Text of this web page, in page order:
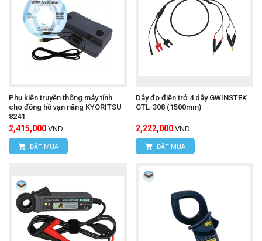
Phụ kiện truyền thông máy tính
cho đồng hồ vạn năng KYORITSU
8241
2,415,000 VND
ĐẶT MUA
Dây đo điện trở 4 dây GWINSTEK
GTL-308 (1500mm)
2,222,000 VND
ĐẶT MUA